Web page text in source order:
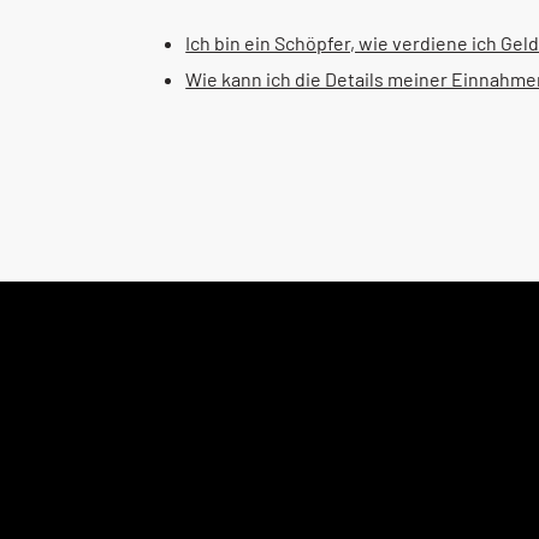
Ich bin ein Schöpfer, wie verdiene ich
Wie kann ich die Details meiner